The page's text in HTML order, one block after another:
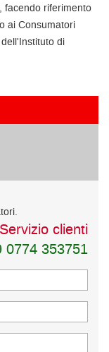
finalità di
facendo riferimento
ai Consumatori
di
Servizio clienti
0774 353751